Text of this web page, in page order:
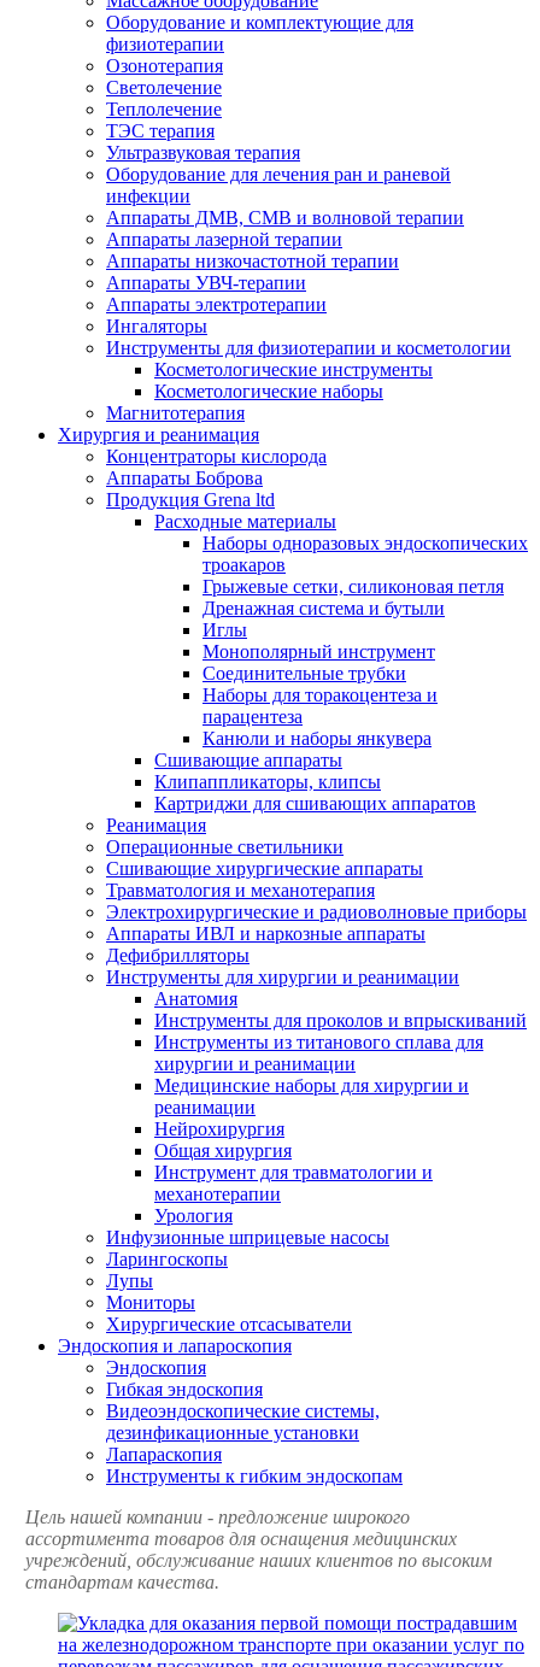
Оборудование и комплектующие для
физиотерапии
Озонотерапия
Светолечение
Теплолечение
ТЭС терапия
Ультразвуковая терапия
Оборудование для лечения ран и раневой
инфекции
Аппараты ДМВ, СМВ и волновой терапии
Аппараты лазерной терапии
Аппараты низкочастотной терапии
Аппараты УВЧ-терапии
Аппараты электротерапии
Ингаляторы
Инструменты для физиотерапии и косметологии
Косметологические инструменты
Косметологические наборы
Магнитотерапия
Хирургия и реанимация
Концентраторы кислорода
Аппараты Боброва
Продукция Grena ltd
Расходные материалы
Наборы одноразовых эндоскопических
троакаров
Грыжевые сетки, силиконовая петля
Дренажная система и бутыли
Иглы
Монополярный инструмент
Соединительные трубки
Наборы для торакоцентеза и
парацентеза
Канюли и наборы янкувера
Сшивающие аппараты
Клипаппликаторы, клипсы
Картриджи для сшивающих аппаратов
Реанимация
Операционные светильники
Сшивающие хирургические аппараты
Травматология и механотерапия
Электрохирургические и радиоволновые приборы
Аппараты ИВЛ и наркозные аппараты
Дефибрилляторы
Инструменты для хирургии и реанимации
Анатомия
Инструменты для проколов и впрыскиваний
Инструменты из титанового сплава для
хирургии и реанимации
Медицинские наборы для хирургии и
реанимации
Нейрохирургия
Общая хирургия
Инструмент для травматологии и
механотерапии
Урология
Инфузионные шприцевые насосы
Ларингоскопы
Лупы
Мониторы
Хирургические отсасыватели
Эндоскопия и лапароскопия
Эндоскопия
Гибкая эндоскопия
Видеоэндоскопические системы,
дезинфикационные установки
Лапараскопия
Инструменты к гибким эндоскопам
Цель нашей компании - предложение широкого
ассортимента товаров для оснащения медицинских
учреждений, обслуживание наших клиентов по высоким
стандартам качества.